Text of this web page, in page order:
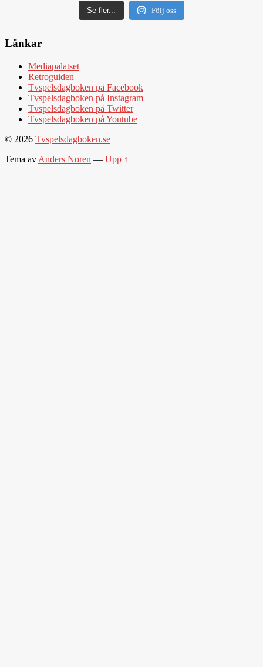
Se fler... Följ oss
Länkar
Mediapalatset
Retroguiden
Tvspelsdagboken på Facebook
Tvspelsdagboken på Instagram
Tvspelsdagboken på Twitter
Tvspelsdagboken på Youtube
© 2026 Tvspelsdagboken.se
Tema av Anders Noren — Upp ↑